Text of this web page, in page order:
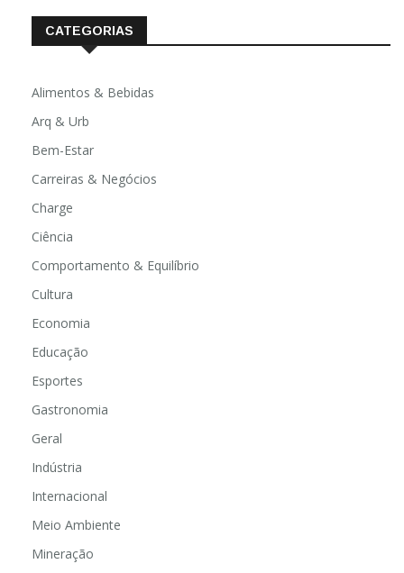
CATEGORIAS
Alimentos & Bebidas
Arq & Urb
Bem-Estar
Carreiras & Negócios
Charge
Ciência
Comportamento & Equilíbrio
Cultura
Economia
Educação
Esportes
Gastronomia
Geral
Indústria
Internacional
Meio Ambiente
Mineração